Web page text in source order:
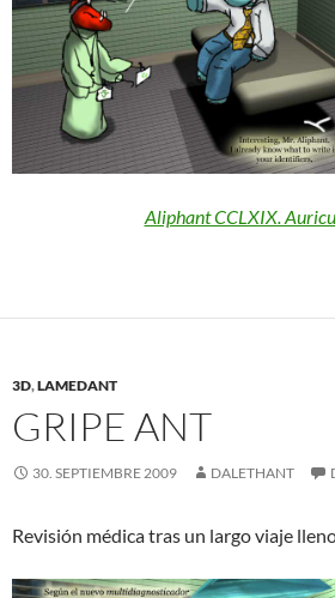
Aliphant CCLXIX.
3D,LAMEDANT
GRIPE ANT
30. SEPTIEMBRE 2009 DALETHANT
Revisión médica tras un largo viaje